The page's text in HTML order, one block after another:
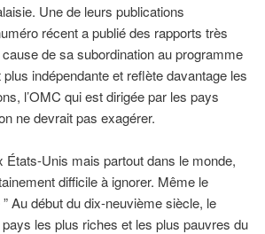
Une de leurs publications
récent a publié des rapports très
de sa subordination au programme
indépendante et reflète davantage les
l’OMC qui est dirigée par les pays
ne devrait pas exagérer.
Unis mais partout dans le monde,
difficile à ignorer. Même le
Au début du dix-neuvième siècle, le
les plus riches et les plus pauvres du